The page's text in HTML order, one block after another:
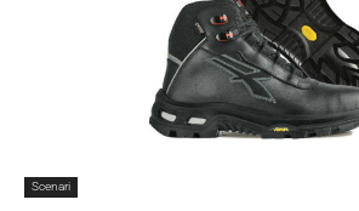
Scenari